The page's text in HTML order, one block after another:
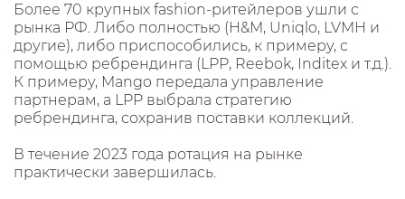
Более 70 крупных fashion-ритейлеров ушли с
рынка РФ. Либо полностью (H&M, Uniqlo, LVMH и
другие), либо приспособились, к примеру, с
помощью ребрендинга (LPP, Reebok, Inditex и т.д.).
К примеру, Mango передала управление
партнерам, а LPP выбрала стратегию
ребрендинга, сохранив поставки коллекций.
В течение 2023 года ротация на рынке
практически завершилась.